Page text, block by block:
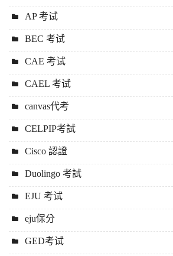
AP 考试
BEC 考试
CAE 考试
CAEL 考试
canvas代考
CELPIP考試
Cisco 認證
Duolingo 考試
EJU 考试
eju保分
GED考试